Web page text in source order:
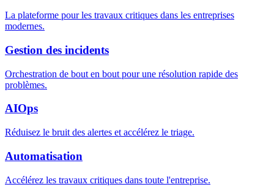
La plateforme pour les travaux critiques dans les entreprises
modernes.
Gestion des incidents
Orchestration de bout en bout pour une résolution rapide des
problèmes.
AIOps
Réduisez le bruit des alertes et accélérez le triage.
Automatisation
Accélérez les travaux critiques dans toute l'entreprise.